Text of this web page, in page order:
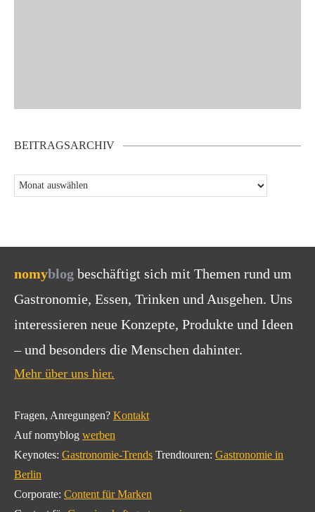
BEITRAGSARCHIV
nomyblog beschäftigt sich mit Themen rund um
Gastronomie, Essen, Trinken und Ausgehen. Uns
interessieren neue Konzepte, Produkte und Ideen
– und besonders die Menschen dahinter.
Mehr über uns hier.
Fragen, Anregungen? Kontakt
Auf nomyblog werben
Keynotes: Gastronomie-Trends Trendtouren: Gastronomie in
Berlin
Corporate: Content für Marken